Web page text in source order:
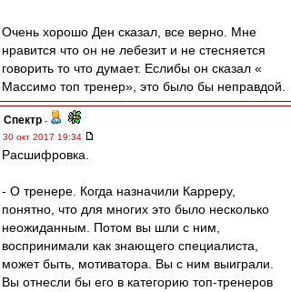
Очень хорошо Ден сказал, все верно. Мне
нравится что он не лебезит и не стесняется
говорить то что думает. Еслибы он сказал «
Массимо топ тренер», это было бы неправдой.
Спектр -
30 окт 2017 19:34
Расшифровка.
- О тренере. Когда назначили Карреру,
понятно, что для многих это было несколько
неожиданным. Потом вы шли с ним,
воспринимали как знающего специалиста,
может быть, мотиватора. Вы с ним выиграли.
Вы отнесли бы его в категорию топ-тренеров